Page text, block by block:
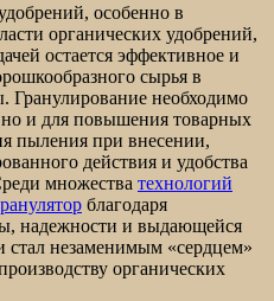
особенно в
органических удобрений,
остается эффективное и
сырья в
Гранулирование необходимо
но и для повышения товарных
пыления при внесении,
действия и удобства
множества технологий
благодаря
надежности и выдающейся
стал незаменимым «сердцем»
органических